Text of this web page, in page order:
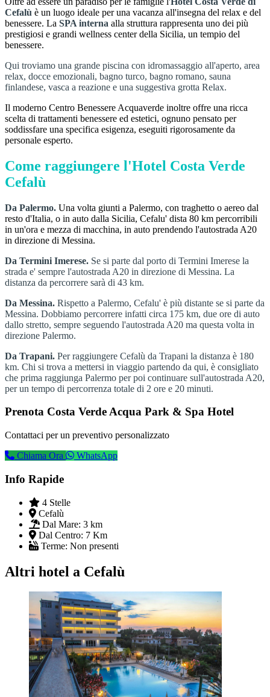
Cefalù è un luogo ideale per una vacanza all'insegna del relax e del
benessere. La SPA interna alla struttura rappresenta uno dei più
prestigiosi e grandi wellness center della Sicilia, un tempio del
benessere.
Qui troviamo una grande piscina con idromassaggio all'aperto, area
relax, docce emozionali, bagno turco, bagno romano, sauna
finlandese, vasca a reazione e una suggestiva grotta Relax.
Il moderno Centro Benessere Acquaverde inoltre offre una ricca
scelta di trattamenti benessere ed estetici, ognuno pensato per
soddissfare una specifica esigenza, eseguiti rigorosamente da
personale esperto.
Come raggiungere l'Hotel Costa Verde
Cefalù
Da Palermo. Una volta giunti a Palermo, con traghetto o aereo dal
resto d'Italia, o in auto dalla Sicilia, Cefalu' dista 80 km percorribili
in un'ora e mezza di macchina, in auto prendendo l'autostrada A20
in direzione di Messina.
Da Termini Imerese. Se si parte dal porto di Termini Imerese la
strada e' sempre l'autostrada A20 in direzione di Messina. La
distanza da percorrere sarà di 43 km.
Da Messina. Rispetto a Palermo, Cefalu' è più distante se si parte da
Messina. Dobbiamo percorrere infatti circa 175 km, due ore di auto
dallo stretto, sempre seguendo l'autostrada A20 ma questa volta in
direzione Palermo.
Da Trapani. Per raggiungere Cefalù da Trapani la distanza è 180
km. Chi si trova a mettersi in viaggio partendo da qui, è consigliato
che prima raggiunga Palermo per poi continuare sull'autostrada A20,
per un tempo di percorrenza totale di 2 ore e 20 minuti.
Prenota Costa Verde Acqua Park & Spa Hotel
Contattaci per un preventivo personalizzato
Chiama Ora
WhatsApp
Info Rapide
4 Stelle
Cefalù
Dal Mare: 3 km
Dal Centro: 7 Km
Terme: Non presenti
Altri hotel a Cefalù